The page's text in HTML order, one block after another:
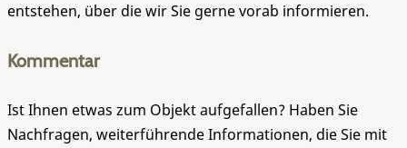
entstehen, über die wir Sie gerne vorab informieren.
Kommentar
Ist Ihnen etwas zum Objekt aufgefallen? Haben Sie
Nachfragen, weiterführende Informationen, die Sie mit